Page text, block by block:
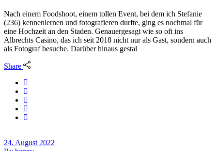
Nach einem Foodshoot, einem tollen Event, bei dem ich Stefanie
(236) kennenlernen und fotografieren durfte, ging es nochmal für
eine Hochzeit an den Staden. Genauergesagt wie so oft ins
Albrechts Casino, das ich seit 2018 nicht nur als Gast, sondern auch
als Fotograf besuche. Darüber hinaus gestal
Share
24. August 2022